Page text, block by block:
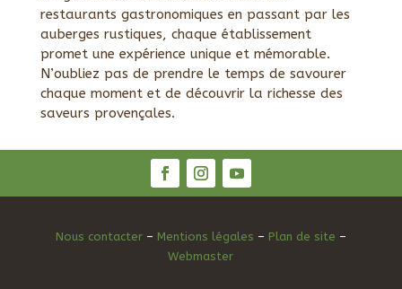
restaurants gastronomiques en passant par les
auberges rustiques, chaque établissement
promet une expérience unique et mémorable.
N’oubliez pas de prendre le temps de savourer
chaque moment et de découvrir la richesse des
saveurs provençales.
Nous contacter– Mentions légales – Plan de site –
Webmaster